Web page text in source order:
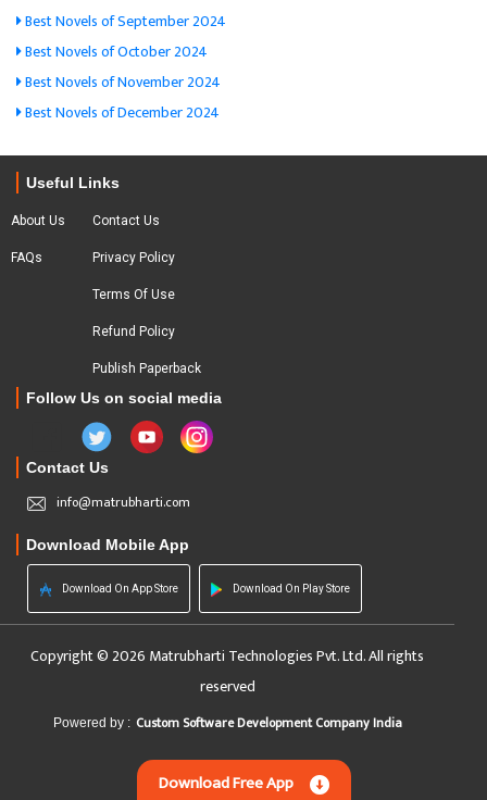
Best Novels of September 2024
Best Novels of October 2024
Best Novels of November 2024
Best Novels of December 2024
Useful Links
About Us
FAQs
Contact Us
Privacy Policy
Terms Of Use
Refund Policy
Publish Paperback
Follow Us on social media
Contact Us
info@matrubharti.com
Download Mobile App
Download On App Store Download On Play Store
Copyright © 2026 Matrubharti Technologies Pvt. Ltd. All rights
reserved
Powered by : Custom Software Development Company India
Download Free App